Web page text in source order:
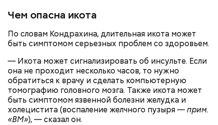
Чем опасна икота
По словам Кондрахина, длительная икота может
быть симптомом серьезных проблем со здоровьем.
— Икота может сигнализировать об инсульте. Если
она не проходит несколько часов, то нужно
обратиться к врачу и сделать компьютерную
томографию головного мозга. Также икота может
быть симптомом язвенной болезни желудка и
холецистита (воспаление желчного пузыря —прим.
«ВМ»), — сказал он.
— В дыне содержится много сахара, который
представлен фруктозой. С одной стороны — это
хорошо, потому что дает энергию. Но важно
помнить, что сладкими дынями не нужно сильно
увлекаться, так же как и арбузами, людям с
сахарным диабетом и лишним весом, —
подчеркнула доктор.